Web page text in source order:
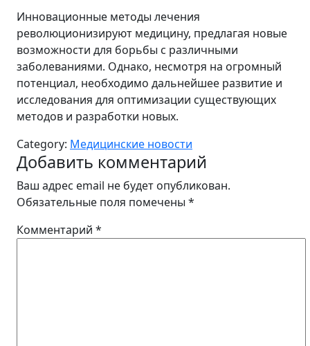
Инновационные методы лечения
революционизируют медицину, предлагая новые
возможности для борьбы с различными
заболеваниями. Однако, несмотря на огромный
потенциал, необходимо дальнейшее развитие и
исследования для оптимизации существующих
методов и разработки новых.
Category: Медицинские новости
Добавить комментарий
Ваш адрес email не будет опубликован.
Обязательные поля помечены *
Комментарий *